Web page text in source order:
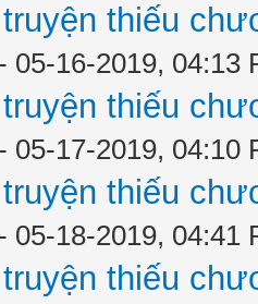
thiếu
- 05-16-2019, 04:13
thiếu
- 05-17-2019, 04:10
thiếu
- 05-18-2019, 04:41
thiếu